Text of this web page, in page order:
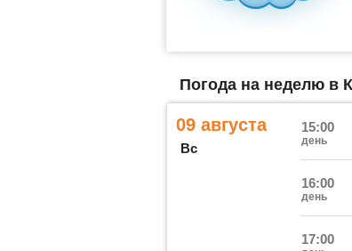
Погода на неделю в
09 августа
Вс
15:00
день
16:00
день
17:00